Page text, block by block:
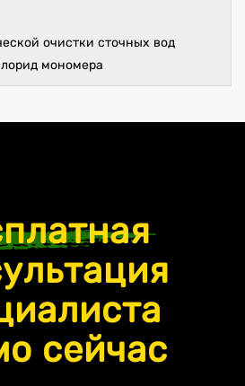
очистки сточных вод
мономера
сейчас